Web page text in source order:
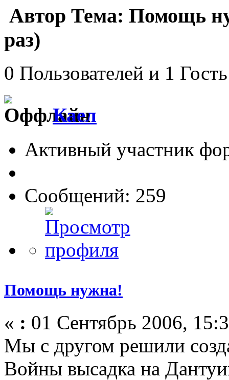
Автор Тема: Помощь
раз)
0 Пользователей и 1
Каел
Активный участник
Сообщений: 259
Помощь нужна!
« : 01 Сентябрь 2006,
Мы с другом решили
Войны высадка на